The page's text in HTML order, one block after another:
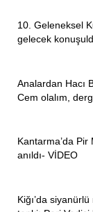
10. Geleneksel
gelecek
Analardan Hacı
Cem olalım,
Kantarma’da
anıldı- VİDEO
Kiğı’da